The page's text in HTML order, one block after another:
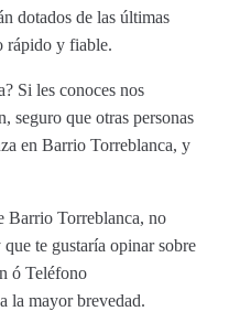
dotados de las últimas
rápido y fiable.
Si les conoces nos
seguro que otras personas
en Barrio Torreblanca, y
Barrio Torreblanca, no
te gustaría opinar sobre
ó Teléfono
la mayor brevedad.